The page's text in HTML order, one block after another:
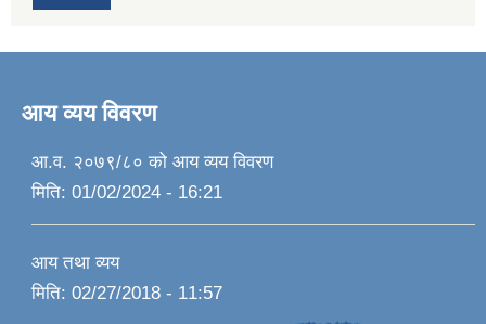
आय व्यय विवरण
आ.व. २०७९/८० को आय व्यय विवरण
मिति: 01/02/2024 - 16:21
आय तथा व्यय
मिति: 02/27/2018 - 11:57